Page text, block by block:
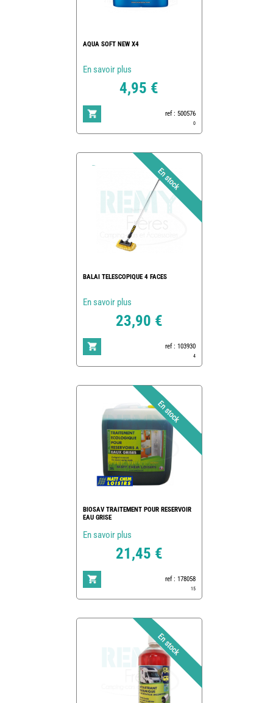
AQUA SOFT NEW X4
En savoir plus
4,95 €
ref : 500576
0
BALAI TELESCOPIQUE 4 FACES
En savoir plus
23,90 €
ref : 103930
4
BIOSAV TRAITEMENT POUR RESERVOIR
EAU GRISE
En savoir plus
21,45 €
ref : 178058
15